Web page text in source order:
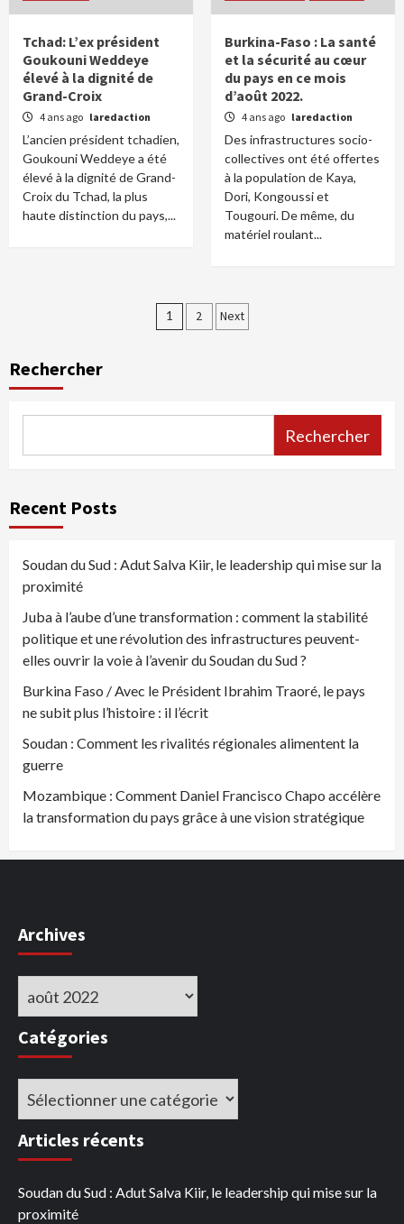
Tchad: L’ex président
Goukouni Weddeye
élevé à la dignité de
Grand-Croix
4 ans ago laredaction
L’ancien président tchadien,
Goukouni Weddeye a été
élevé à la dignité de Grand-
Croix du Tchad, la plus
haute distinction du pays,...
Burkina-Faso : La santé
et la sécurité au cœur
du pays en ce mois
d’août 2022.
4 ans ago laredaction
Des infrastructures socio-
collectives ont été offertes
à la population de Kaya,
Dori, Kongoussi et
Tougouri. De même, du
matériel roulant...
Pagination
1 2 Next
Rechercher
Rechercher
Recent Posts
Soudan du Sud : Adut Salva Kiir, le leadership qui mise sur la
proximité
Juba à l’aube d’une transformation : comment la stabilité
politique et une révolution des infrastructures peuvent-
elles ouvrir la voie à l’avenir du Soudan du Sud ?
Burkina Faso / Avec le Président Ibrahim Traoré, le pays
ne subit plus l’histoire : il l’écrit
Soudan : Comment les rivalités régionales alimentent la
guerre
Mozambique : Comment Daniel Francisco Chapo accélère
la transformation du pays grâce à une vision stratégique
Archives
Archives
Catégories
Catégories
Articles récents
Soudan du Sud : Adut Salva Kiir, le leadership qui mise sur la
proximité